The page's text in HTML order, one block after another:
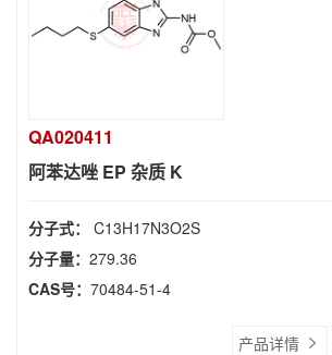
QA020411
阿苯达唑 EP 杂质 K
分子式： C13H17N3O2S
分子量： 279.36
CAS号： 70484-51-4
产品详情